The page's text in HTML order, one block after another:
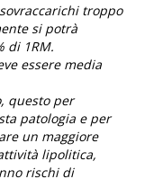
troppo
si potrà
di 1RM.
essere media
questo per
patologia e per
un maggiore
lipolitica,
rischi di